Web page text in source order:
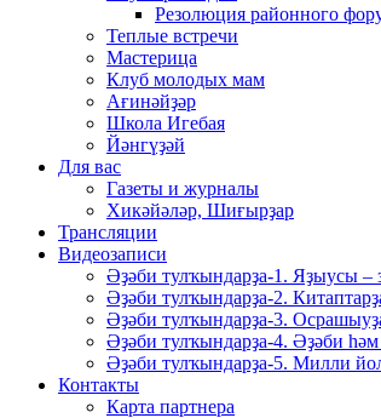
Резолюция районного
Теплые встречи
Мастерица
Клуб молодых мам
Ағинәйҙәр
Школа Игебая
Йәнгүҙәй
Для вас
Газеты и журналы
Хикәйәләр, Шиғырҙар
Трансляции
Видеозаписи
Әҙәби тулҡындарҙа-1. Яҙыусы –
Әҙәби тулҡындарҙа-2.
Әҙәби тулҡындарҙа-3.
Әҙәби тулҡындарҙа-4. Әҙәби
Әҙәби тулҡындарҙа-5. Милли
Контакты
Карта партнера